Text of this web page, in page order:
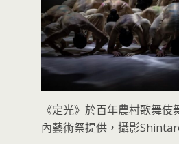
《定光》於百年農村歌舞伎
內藝術祭提供，攝影